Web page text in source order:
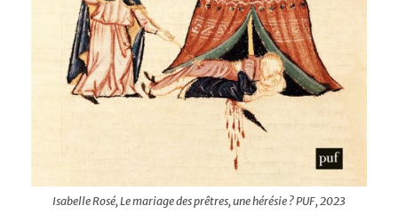
Isabelle Rosé, Le mariage des prêtres, une hérésie ? PUF, 2023